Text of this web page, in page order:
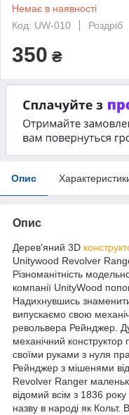
Немає в наявності
Код: UW-010
Роздріб
350 ₴
Опис
Опис
Дерев'яний 3D
Unitywood Revolver
Різноманітність
компанії UnityWood
Надихнувшись
випускаємо свою
револьвера Рейнджер.
механічний конструктор
своїми руками з нуля
Рейнджер з мішенями
Revolver Ranger
відомий всім з 1836
назву в народі як